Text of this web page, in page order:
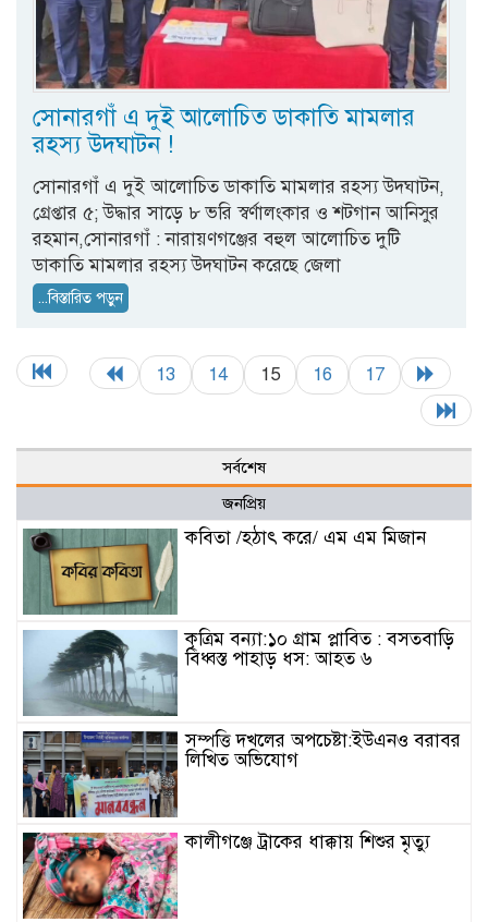
সোনারগাঁ এ দুই আলোচিত ডাকাতি মামলার
রহস্য উদঘাটন !
সোনারগাঁ এ দুই আলোচিত ডাকাতি মামলার রহস্য উদঘাটন,
গ্রেপ্তার ৫; উদ্ধার সাড়ে ৮ ভরি স্বর্ণালংকার ও শটগান আনিসুর
রহমান,সোনারগাঁ : নারায়ণগঞ্জের বহুল আলোচিত দুটি
ডাকাতি মামলার রহস্য উদঘাটন করেছে জেলা
...বিস্তারিত পড়ুন
13 14 15 16 17
সর্বশেষ
জনপ্রিয়
কবিতা /হঠাৎ করে/ এম এম মিজান
কৃত্রিম বন্যা:১০ গ্রাম প্লাবিত : বসতবাড়ি
বিধ্বস্ত পাহাড় ধস: আহত ৬
সম্পত্তি দখলের অপচেষ্টা:ইউএনও বরাবর
লিখিত অভিযোগ
কালীগঞ্জে ট্রাকের ধাক্কায় শিশুর মৃত্যু